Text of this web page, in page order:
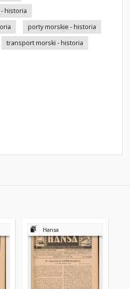
historia
porty morskie - historia
transport morski - historia
Hansa